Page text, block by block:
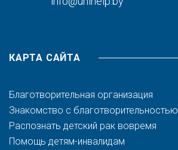
КАРТА САЙТА
Благотворительная организация
Знакомство с благотворительностью
Распознать детский рак вовремя
Помощь детям-инвалидам